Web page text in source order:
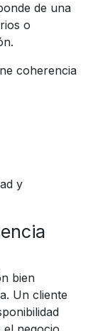
de una
o
coherencia
y
bien
Un cliente